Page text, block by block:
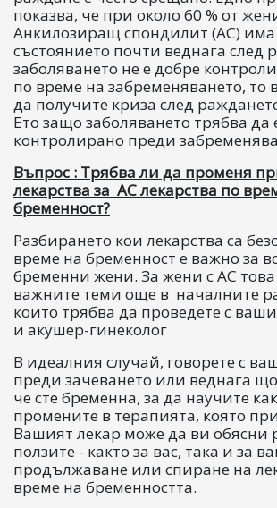
показва, че при около 60 % от
Анкилозиращ спондилит (АС) има
състоянието почти веднага след
заболяването не е добре
по време на забременяването, то
да получите криза след
Ето защо заболяването трябва да
контролирано преди
Въпрос : Трябва ли да променя
лекарства за AС лекарства по
бременност?
Разбирането кои лекарства са
време на бременност е важно за
бременни жени. За жени с AС
важните теми още в началните
които трябва да проведете с
и акушер-гинеколог
В идеалния случай, говорете с
преди зачеването или веднага
че сте бременна, за да научите
промените в терапията, която
Вашият лекар може да ви обясни
ползите - както за вас, така и за
продължаване или спиране на
време на бременността.